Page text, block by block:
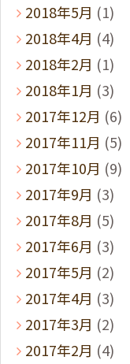
2018年5月 (1)
2018年4月 (4)
2018年2月 (1)
2018年1月 (3)
2017年12月 (6)
2017年11月 (5)
2017年10月 (9)
2017年9月 (3)
2017年8月 (5)
2017年6月 (3)
2017年5月 (2)
2017年4月 (3)
2017年3月 (2)
2017年2月 (4)